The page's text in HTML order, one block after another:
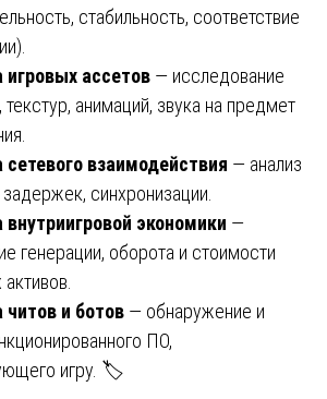
стабильность, соответствие
игровых ассетов — исследование
анимаций, звука на предмет
сетевого взаимодействия — анализ
синхронизации.
внутриигровой экономики —
генерации, оборота и стоимости
читов и ботов — обнаружение и
ПО,
игру. 🏷️